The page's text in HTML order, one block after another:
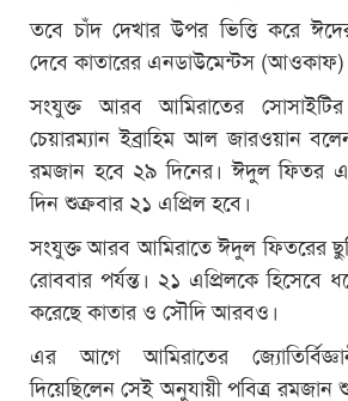
তবে চাঁদ দেখার উপর ভিত্তি করে
দেবে কাতারের এনডাউমেন্টস (আওকাফ)
সংযুক্ত আরব আমিরাতের সোসাইটির
চেয়ারম্যান ইব্রাহিম আল জারওয়ান
রমজান হবে ২৯ দিনের। ঈদুল ফিতর
দিন শুক্রবার ২১ এপ্রিল হবে।
সংযুক্ত আরব আমিরাতে ঈদুল ফিতরের
রোববার পর্যন্ত। ২১ এপ্রিলকে হিসেবে
করেছে কাতার ও সৌদি আরবও।
এর আগে আমিরাতের
দিয়েছিলেন সেই অনুযায়ী পবিত্র